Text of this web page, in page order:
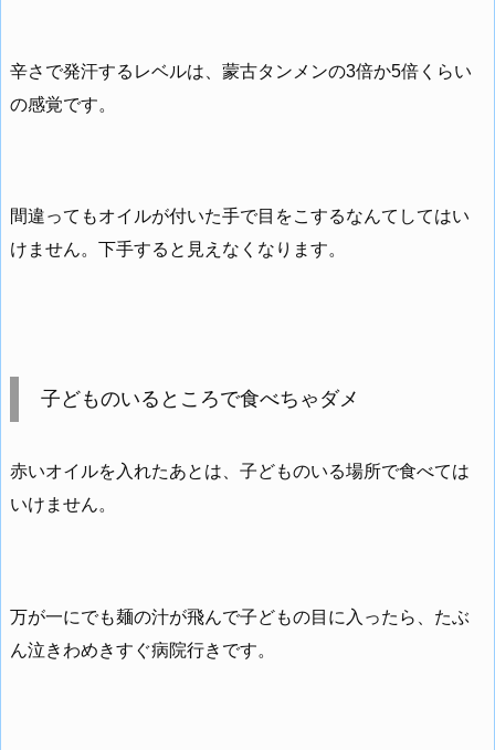
辛さで発汗するレベルは、蒙古タンメンの3倍か5倍くらい
の感覚です。
間違ってもオイルが付いた手で目をこするなんてしてはい
けません。下手すると見えなくなります。
子どものいるところで食べちゃダメ
赤いオイルを入れたあとは、子どものいる場所で食べては
いけません。
万が一にでも麺の汁が飛んで子どもの目に入ったら、たぶ
ん泣きわめきすぐ病院行きです。